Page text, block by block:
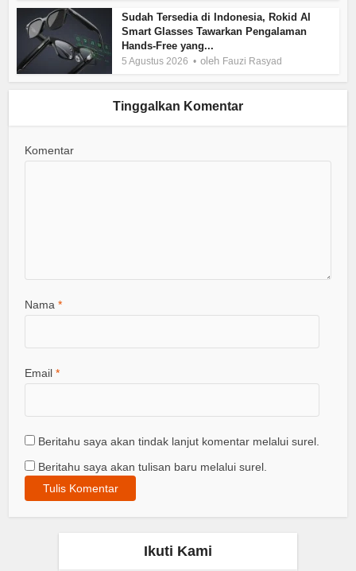
Sudah Tersedia di Indonesia, Rokid AI
Smart Glasses Tawarkan Pengalaman
Hands-Free yang...
5 Agustus 2026 oleh Fauzi Rasyad
Tinggalkan Komentar
Komentar
Nama*
Email*
Beritahu saya akan tindak lanjut komentar melalui surel.
Beritahu saya akan tulisan baru melalui surel.
Ikuti Kami